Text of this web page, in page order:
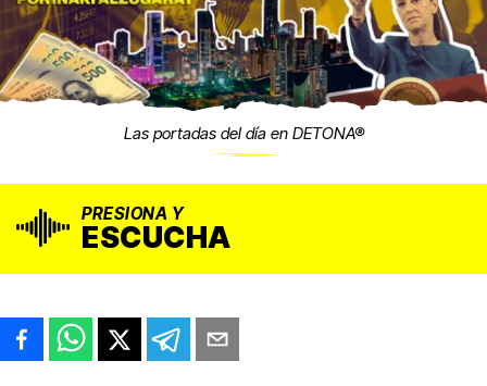
Las portadas del día en DETONA®
PRESIONA Y
ESCUCHA